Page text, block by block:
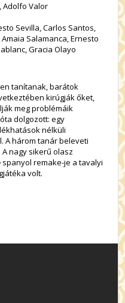
Adolfo Valor
Sevilla, Carlos Santos,
Salamanca, Ernesto
Gracia Olayo
tanítanak, barátok
kirúgják őket,
meg problémáik
dolgozott: egy
nélküli
A három tanár beleveti
nagy sikerű olasz
spanyol remake-je a tavalyi
volt.